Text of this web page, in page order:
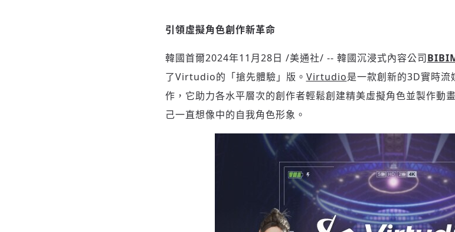
引領虛擬角色創作新革命
韓國首爾2024年11月28日 /美通社/ -- 韓國沉浸式內容公司
了Virtudio的「搶先體驗」版。 Virtudio是一款創新的3D實時流
作，它助力各水平層次的創作者輕鬆創建精美虛擬角色並製作動
己一直想像中的自我角色形象。